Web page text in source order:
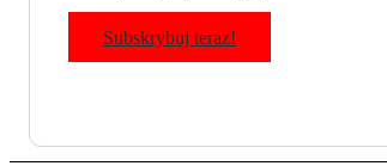
Subskrybuj teraz!